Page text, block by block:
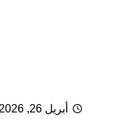
أبريل 26, 2026